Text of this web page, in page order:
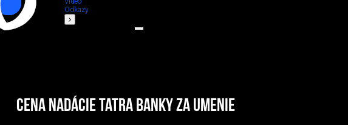
Odkazy
Cena Nadácie Tatra banky za umenie